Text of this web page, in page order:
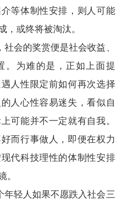
等体制性安排，则人可能
，或终将被淘汰。
会的奖赏便是社会收益、
。为难的是，正如上面提
人性限定前如何再次选择
人心性容易迷失，看似自
可能并不一定就有自我。
而行事做人，即便在权力
代科技理性的体制性安排
。
轻人如果不愿跌入社会三